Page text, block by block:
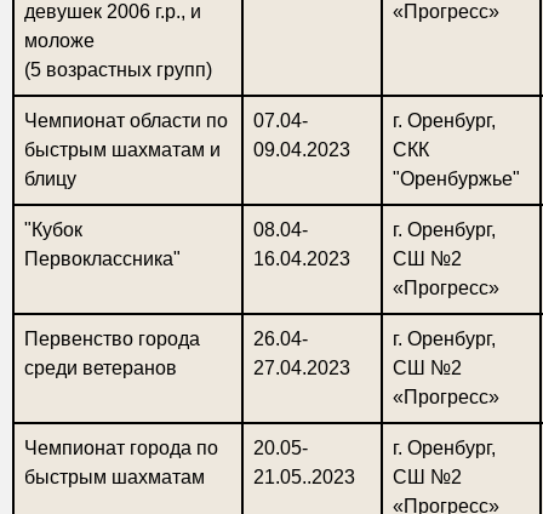
девушек 2006 г.р., и
моложе
(5 возрастных групп)
«Прогресс»
Чемпионат области по
быстрым шахматам и
блицу
07.04-
09.04.2023
г. Оренбург,
СКК
"Оренбуржье"
"Кубок
Первоклассника"
08.04-
16.04.2023
г. Оренбург,
СШ №2
«Прогресс»
Первенство города
среди ветеранов
26.04-
27.04.2023
г. Оренбург,
СШ №2
«Прогресс»
Чемпионат города по
быстрым шахматам
20.05-
21.05..2023
г. Оренбург,
СШ №2
«Прогресс»